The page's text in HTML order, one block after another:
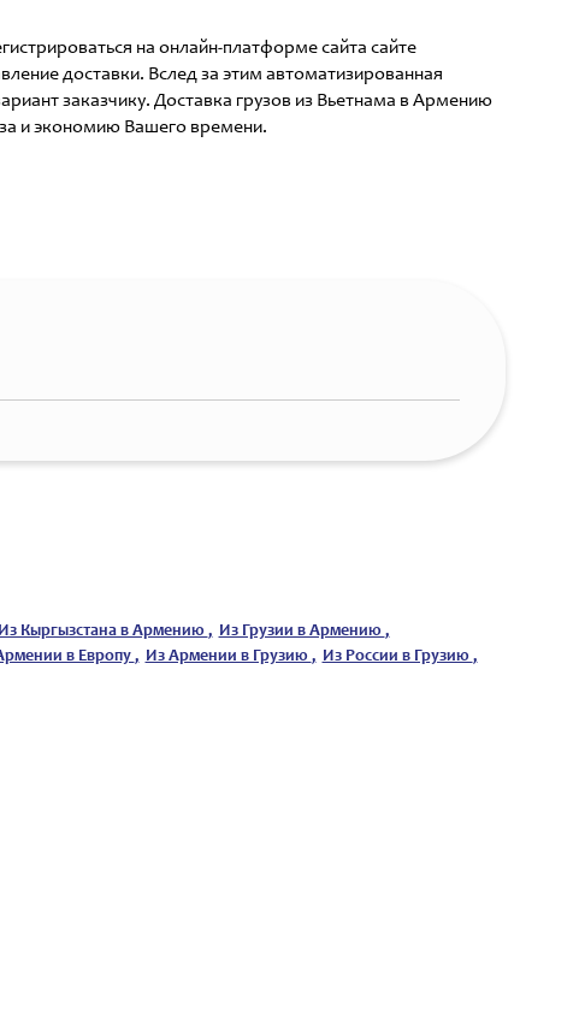
на онлайн-платформе сайта сайте
доставки. Вслед за этим автоматизированная
заказчику. Доставка грузов из Вьетнама в Армению
и экономию Вашего времени.
Из Кыргызстана в Армению , Из Грузии в Армению ,
в Европу , Из Армении в Грузию , Из России в Грузию ,